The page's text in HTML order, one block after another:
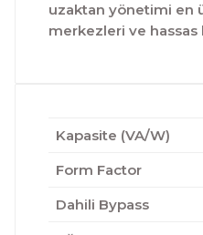
uzaktan yönetimi en
merkezleri ve
Kapasite (VA/W)
Form Factor
Dahili Bypass